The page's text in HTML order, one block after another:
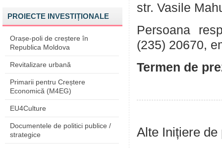
PROIECTE INVESTIȚIONALE
Orașe-poli de creștere în
Republica Moldova
Revitalizare urbană
Primarii pentru Creștere
Economică (M4EG)
EU4Culture
Documentele de politici publice /
strategice
str. Vasile
Persoana
(235) 20670,
Termen de
Alte Inițiere de